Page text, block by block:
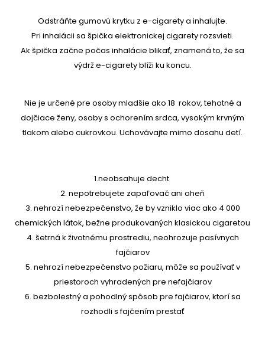
Odstráňte gumovú krytku z e-cigarety a inhalujte.
Pri inhalácii sa špička elektronickej cigarety rozsvieti.
Ak špička začne počas inhalácie blikať, znamená to, že sa
výdrž e-cigarety blíži ku koncu.
Nie je určené pre osoby mladšie ako 18 rokov, tehotné a
dojčiace ženy, osoby s ochorením srdca, vysokým krvným
tlakom alebo cukrovkou. Uchovávajte mimo dosahu detí.
1.neobsahuje decht
2. nepotrebujete zapaľovač ani oheň
3. nehrozí nebezpečenstvo, že by vzniklo viac ako 4 000
chemických látok, bežne produkovaných klasickou cigaretou
4. šetrná k životnému prostrediu, neohrozuje pasívnych
fajčiarov
5. nehrozí nebezpečenstvo požiaru, môže sa používať v
priestoroch vyhradených pre nefajčiarov
6. bezbolestný a pohodlný spôsob pre fajčiarov, ktorí sa
rozhodli s fajčením prestať